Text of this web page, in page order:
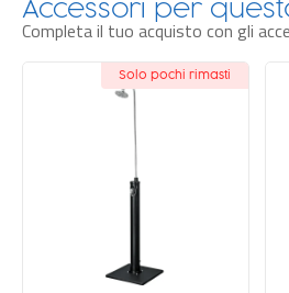
Accessori per
Completa il tuo acquisto con gli